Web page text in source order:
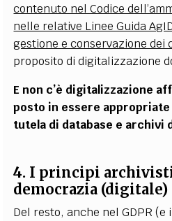
contenuto nel Codice
nelle relative Linee Guida
gestione e conservazione
proposito di digitalizzazione
E non c’è digitalizzazione
posto in essere
tutela di database e archivi
4. I principi
democrazia (digitale)
Del resto, anche nel GDPR